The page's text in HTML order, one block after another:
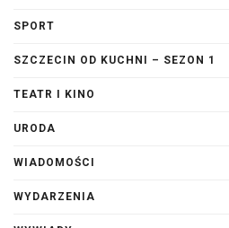
SPORT
SZCZECIN OD KUCHNI – SEZON 1
TEATR I KINO
URODA
WIADOMOŚCI
WYDARZENIA